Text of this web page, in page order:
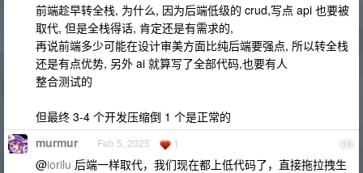
前端趁早转全栈, 为什么, 因为后端低级的 crud,写点 api 也要被
取代, 但是全栈得话, 肯定还是有需求的,
再说前端多少可能在设计审美方面比纯后端要强点, 所以转全栈
还是有点优势, 另外 ai 就算写了全部代码,也要有人
整合测试的
但最终 3-4 个开发压缩倒 1 个是正常的
14
murmur Feb 5, 2025 1
@iorilu 后端一样取代，我们现在都上低代码了，直接拖拉拽生